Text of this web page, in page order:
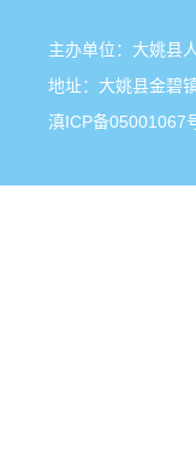
主办单位：大姚
地址：大姚县金碧
滇ICP备05001067